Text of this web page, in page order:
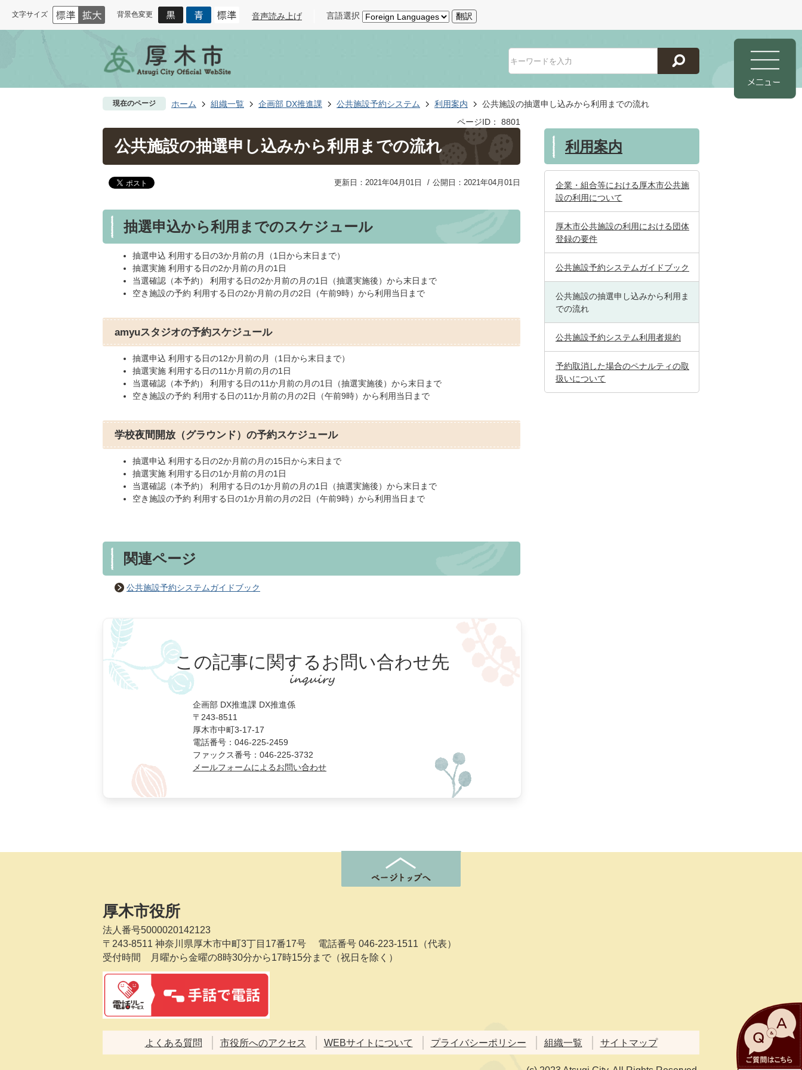
文字サイズ 背景色変更 音声読み上げ 言語選択 翻訳
現在のページ ホーム 組織一覧 企画部 DX推進課 公共施設予約システム 利用案内
公共施設の抽選申し込みから利用までの流れ
ページID：
8801
公共施設の抽選申し込みから利用までの流れ
更新日：2021年04月01日 公開日：2021年04月01日
抽選申込から利用までのスケジュール
抽選申込 利用する日の3か月前の月（1日から末日まで）
抽選実施 利用する日の2か月前の月の1日
当選確認（本予約） 利用する日の2か月前の月の1日（抽選実施後）から末日まで
空き施設の予約 利用する日の2か月前の月の2日（午前9時）から利用当日まで
amyuスタジオの予約スケジュール
抽選申込 利用する日の12か月前の月（1日から末日まで）
抽選実施 利用する日の11か月前の月の1日
当選確認（本予約） 利用する日の11か月前の月の1日（抽選実施後）から末日まで
空き施設の予約 利用する日の11か月前の月の2日（午前9時）から利用当日まで
学校夜間開放（グラウンド）の予約スケジュール
抽選申込 利用する日の2か月前の月の15日から末日まで
抽選実施 利用する日の1か月前の月の1日
当選確認（本予約） 利用する日の1か月前の月の1日（抽選実施後）から末日まで
空き施設の予約 利用する日の1か月前の月の2日（午前9時）から利用当日まで
関連ページ
公共施設予約システムガイドブック
この記事に関するお問い合わせ先
企画部 DX推進課 DX推進係
〒243-8511
厚木市中町3-17-17
電話番号：046-225-2459
ファックス番号：046-225-3732
メールフォームによるお問い合わせ
利用案内
企業・組合等における厚木市公共施
設の利用について
厚木市公共施設の利用における団体
登録の要件
公共施設予約システムガイドブック
公共施設の抽選申し込みから利用ま
での流れ
公共施設予約システム利用者規約
予約取消した場合のペナルティの取
扱いについて
厚木市役所
法人番号5000020142123
〒243-8511 神奈川県厚木市中町3丁目17番17号
電話番号 046-223-1511（代表）
受付時間 月曜から金曜の8時30分から17時15分まで（祝日を除く）
よくある質問 市役所へのアクセス WEBサイトについて プライバシーポリシー 組織一覧 サイトマップ